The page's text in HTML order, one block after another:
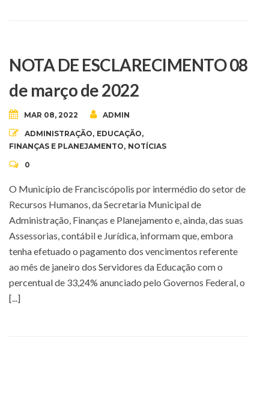
NOTA DE ESCLARECIMENTO 08
de março de 2022
MAR 08, 2022 ADMIN
ADMINISTRAÇÃO, EDUCAÇÃO,
FINANÇAS E PLANEJAMENTO, NOTÍCIAS
0
O Município de Franciscópolis por intermédio do setor de
Recursos Humanos, da Secretaria Municipal de
Administração, Finanças e Planejamento e, ainda, das suas
Assessorias, contábil e Jurídica, informam que, embora
tenha efetuado o pagamento dos vencimentos referente
ao mês de janeiro dos Servidores da Educação com o
percentual de 33,24% anunciado pelo Governos Federal, o
[...]